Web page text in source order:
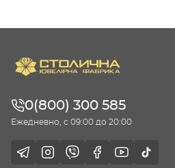
0(800) 300 585
Ежедневно, с 09:00 до 20:00